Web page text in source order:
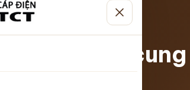
Hà Nội